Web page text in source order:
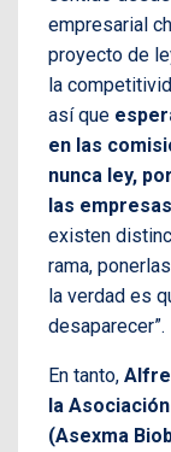
empresarial
proyecto de
la
así que
en las
nunca ley,
las
existen
rama,
la verdad es
desaparecer”.
En tanto,
la
(Asexma